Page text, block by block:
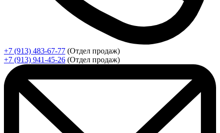
+7 (913) 483-67-77 (Отдел продаж)
+7 (913) 941-45-26 (Отдел продаж)